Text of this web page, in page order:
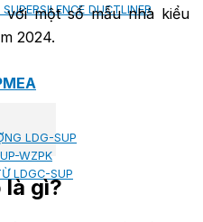
DUCTLINER
LDG-SUP
WZPK
LDGC-SUP
một số mẫu nhà kiểu
2024.
là gì?